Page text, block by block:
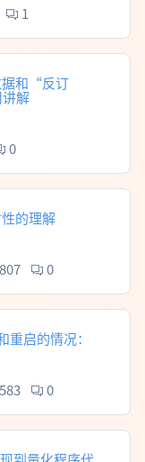
1
和“反订
解
0
的理解
807 0
启的情况：
583 0